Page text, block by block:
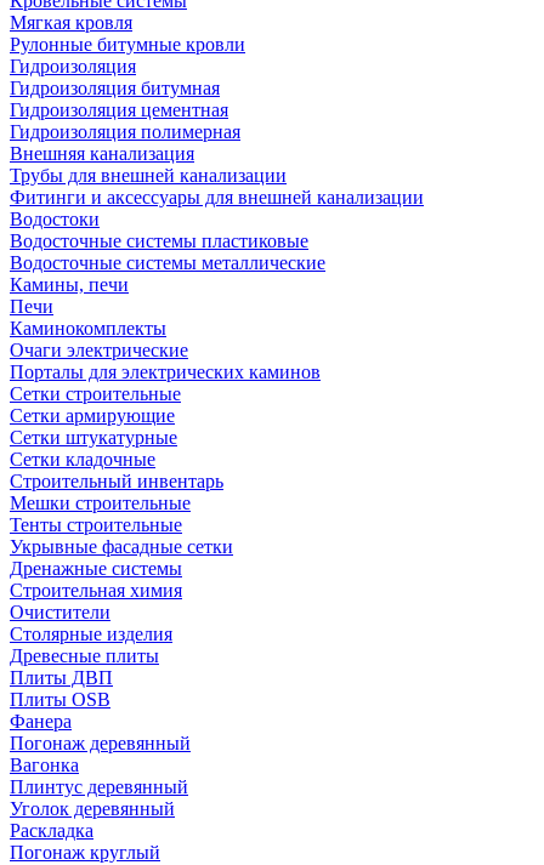
Мягкая кровля
Рулонные битумные кровли
Гидроизоляция
Гидроизоляция битумная
Гидроизоляция цементная
Гидроизоляция полимерная
Внешняя канализация
Трубы для внешней канализации
Фитинги и аксессуары для внешней канализации
Водостоки
Водосточные системы пластиковые
Водосточные системы металлические
Камины, печи
Печи
Каминокомплекты
Очаги электрические
Порталы для электрических каминов
Сетки строительные
Сетки армирующие
Сетки штукатурные
Сетки кладочные
Строительный инвентарь
Мешки строительные
Тенты строительные
Укрывные фасадные сетки
Дренажные системы
Строительная химия
Очистители
Столярные изделия
Древесные плиты
Плиты ДВП
Плиты OSB
Фанера
Погонаж деревянный
Вагонка
Плинтус деревянный
Уголок деревянный
Раскладка
Погонаж круглый